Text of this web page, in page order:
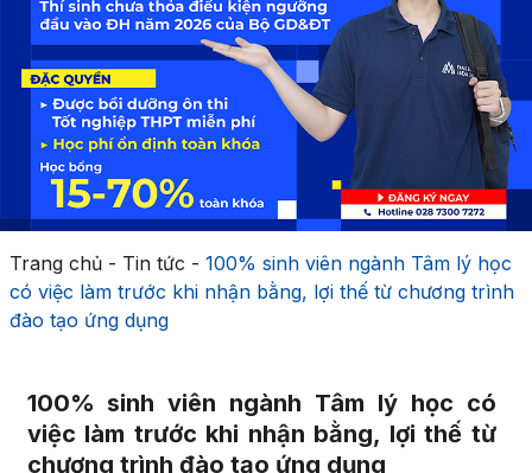
Trang chủ- Tin tức - 100% sinh viên ngành Tâm lý học
có việc làm trước khi nhận bằng, lợi thế từ chương trình
đào tạo ứng dụng
100% sinh viên ngành Tâm lý học có
việc làm trước khi nhận bằng, lợi thế từ
chương trình đào tạo ứng dụng